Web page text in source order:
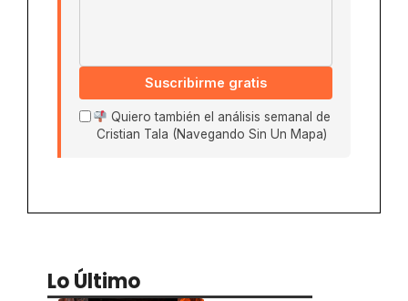
Suscribirme gratis
Quiero también el análisis semanal de
Cristian Tala (Navegando Sin Un Mapa)
Lo Último